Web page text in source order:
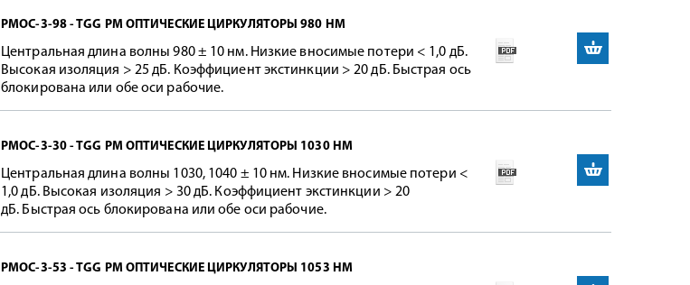
PMOC-3-98 - TGG PM ОПТИЧЕСКИЕ ЦИРКУЛЯТОРЫ 980 НМ
Центральная длина волны 980 ± 10 нм. Низкие вносимые потери < 1,0 дБ.
Высокая изоляция > 25 дБ. Коэффициент экстинкции > 20 дБ. Быстрая ось
блокирована или обе оси рабочие.
PMOC-3-30 - TGG PM ОПТИЧЕСКИЕ ЦИРКУЛЯТОРЫ 1030 НМ
Центральная длина волны 1030, 1040 ± 10 нм. Низкие вносимые потери <
1,0 дБ. Высокая изоляция > 30 дБ. Коэффициент экстинкции > 20
дБ. Быстрая ось блокирована или обе оси рабочие.
PMOC-3-53 - TGG PM ОПТИЧЕСКИЕ ЦИРКУЛЯТОРЫ 1053 НМ